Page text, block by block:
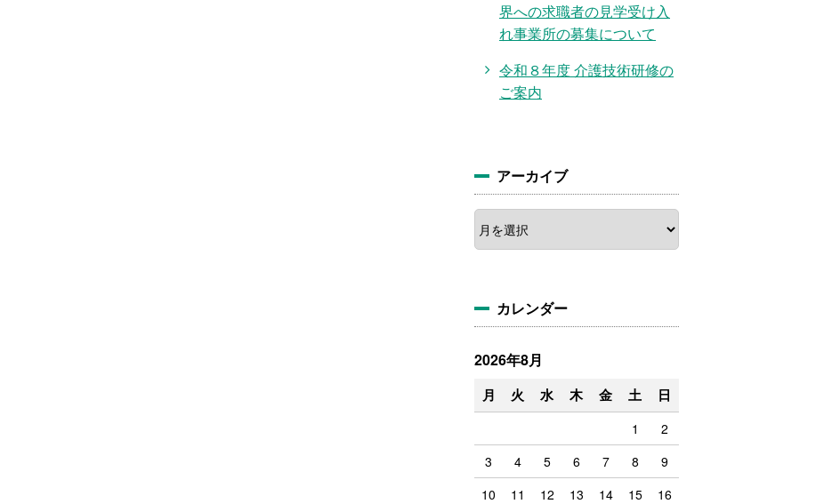
界への求職者の見学受け入
れ事業所の募集について
令和８年度 介護技術研修の
ご案内
アーカイブ
ア
ー
カ
カレンダー
2026年8月
月 火 水 木 金 土 日
1
2
3
4 5 6 7 8
9
10
11 12 13 14 15
16